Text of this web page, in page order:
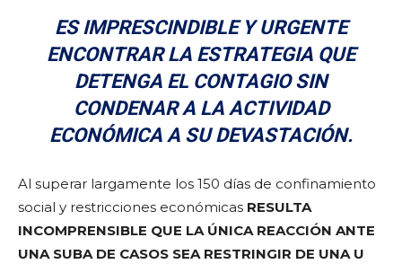
ES IMPRESCINDIBLE Y URGENTE
ENCONTRAR LA ESTRATEGIA QUE
DETENGA EL CONTAGIO SIN
CONDENAR A LA ACTIVIDAD
ECONÓMICA A SU DEVASTACIÓN.
Al superar largamente los 150 días de confinamiento
social y restricciones económicas RESULTA
INCOMPRENSIBLE QUE LA ÚNICA REACCIÓN ANTE
UNA SUBA DE CASOS SEA RESTRINGIR DE UNA U